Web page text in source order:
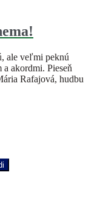
ale veľmi peknú
a akordmi. Pieseň
Rafajová, hudbu